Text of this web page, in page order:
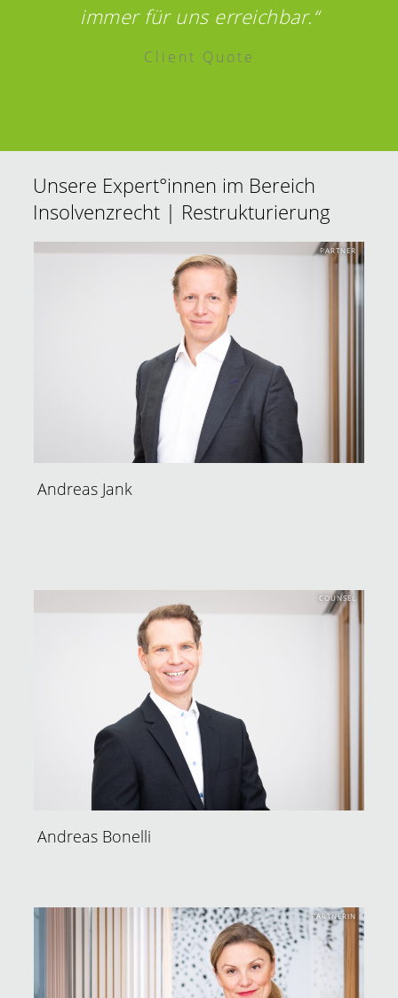
immer für uns erreichbar.“
Client Quote
Unsere Expert°innen im Bereich
Insolvenzrecht | Restrukturierung
PARTNER
Andreas Jank
COUNSEL
Andreas Bonelli
PARTNERIN